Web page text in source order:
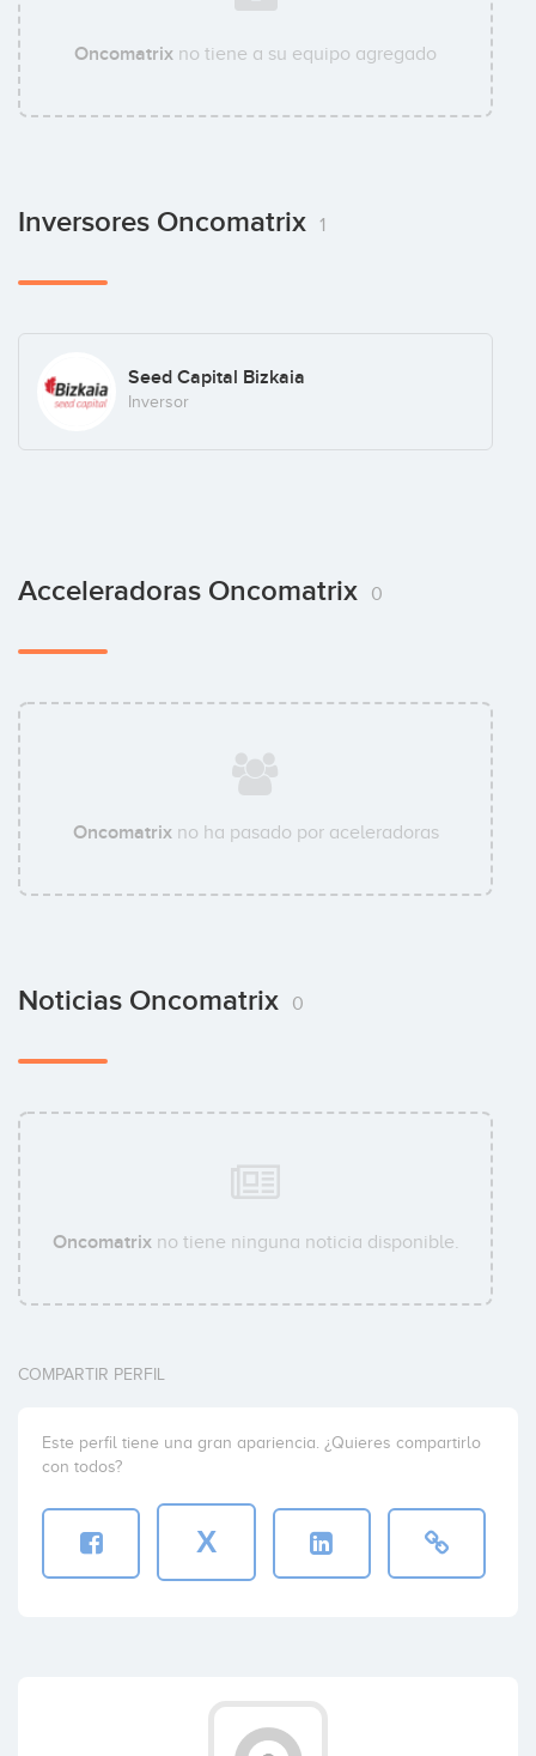
Oncomatrix no tiene a su equipo agregado
Inversores Oncomatrix 1
Seed Capital Bizkaia
Inversor
Acceleradoras Oncomatrix 0
Oncomatrixno ha pasado por aceleradoras
Noticias Oncomatrix 0
Oncomatrixno tiene ninguna noticia disponible.
COMPARTIR PERFIL
Este perfil tiene una gran apariencia. ¿Quieres compartirlo
con todos?
X